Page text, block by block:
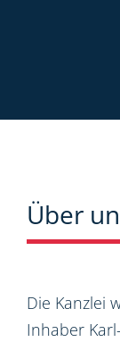
Über
Die Kanzlei
Inhaber